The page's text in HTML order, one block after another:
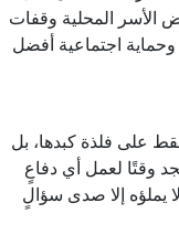
الأسر المحلية وقفات
وحماية اجتماعية أفضل
على فلذة كبدها، بل
وقتًا لعمل أي دفاعٍ
يملؤه إلا صدى سؤالٍ